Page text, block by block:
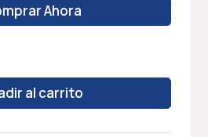
Ahora
al carrito